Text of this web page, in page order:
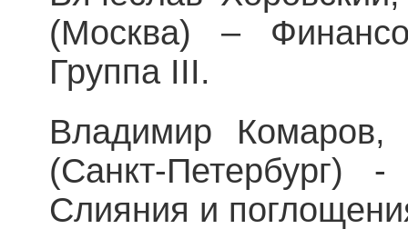
(Москва) –
Группа III.
Владимир Комаров,
(Санкт-Петербург)
Слияния и